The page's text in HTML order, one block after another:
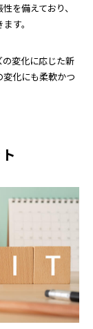
を備えており、
す。
変化に応じた新
化にも柔軟かつ